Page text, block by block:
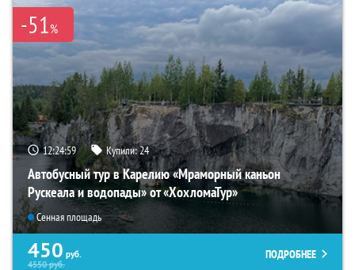
-51%
12:24:57 Купили:24
Автобусный тур в Карелию «Мраморный каньон
Рускеала и водопады» от «ХохломаТур»
Сенная площадь
450 руб.
4550руб.
ПОДРОБНЕЕ